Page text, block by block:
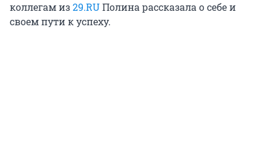
коллегам из29.RUПолина рассказала о себе и
своем пути к успеху.